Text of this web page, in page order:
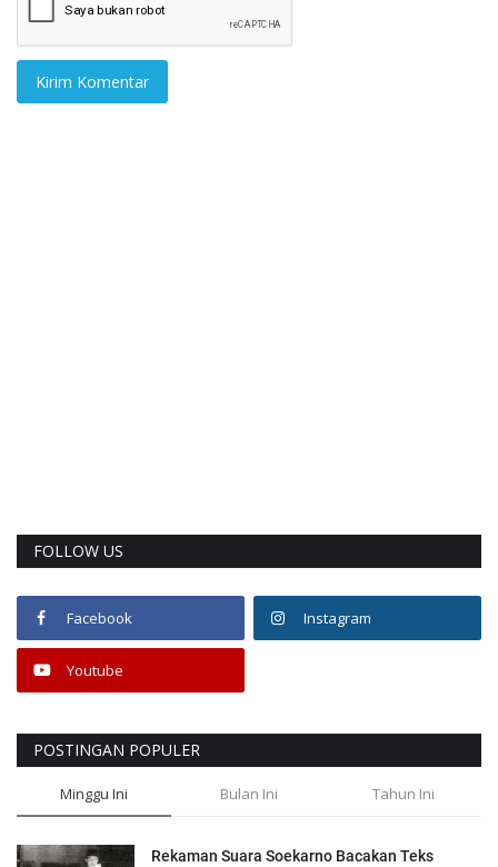
Kirim Komentar
FOLLOW US
Facebook Instagram
Youtube
POSTINGAN POPULER
Minggu Ini Bulan Ini Tahun Ini
Rekaman Suara Soekarno Bacakan Teks